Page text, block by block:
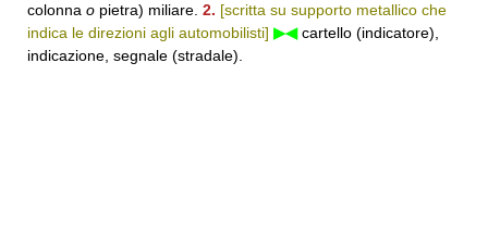
colonna o pietra) miliare. 2. [scritta su supporto metallico che
indica le direzioni agli automobilisti] ▶◀cartello (indicatore),
indicazione, segnale (stradale).